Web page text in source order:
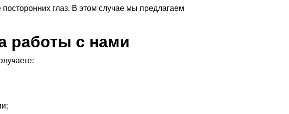
глаз. В этом случае мы предлагаем
работы с нами